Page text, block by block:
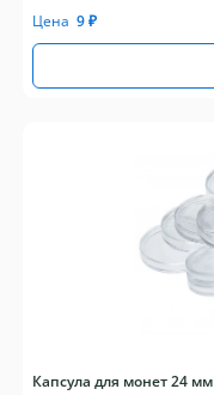
Цена 9₽
Капсула для монет 24 мм